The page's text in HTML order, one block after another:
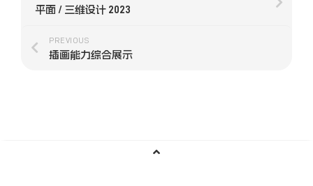
平面 / 三维设计 2023
PREVIOUS
插画能力综合展示